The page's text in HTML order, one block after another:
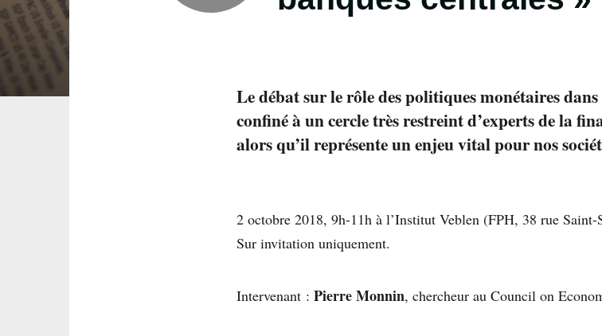
Le débat sur le rôle des politiques monétaires
confiné à un cercle très restreint d’experts de la
alors qu’il représente un enjeu vital pour nos
2 octobre 2018, 9h-11h à l’Institut Veblen (FPH, 38 rue Saint-
Sur invitation uniquement.
Intervenant : Pierre Monnin, chercheur au Council on